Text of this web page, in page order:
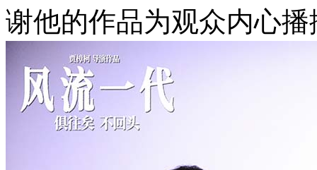
谢他的作品为观众内心